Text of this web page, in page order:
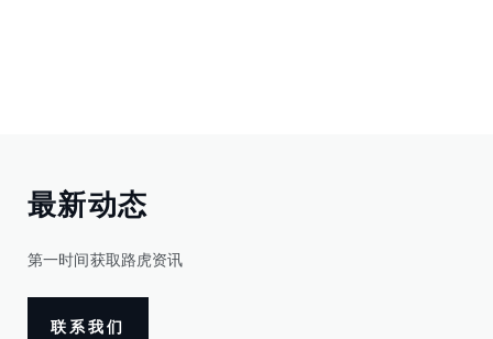
最新动态
第一时间获取路虎资讯
联系我们